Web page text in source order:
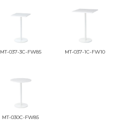
MT-037-3C-FW85 MT-037-1C-FW10
MT-030C-FW85